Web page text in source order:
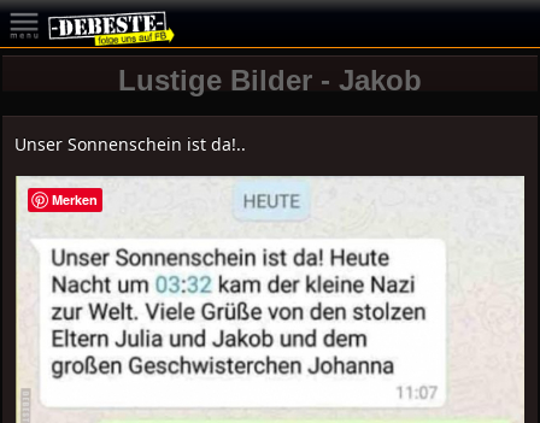
Lustige Bilder - Jakob
Unser Sonnenschein ist da!..
Merken